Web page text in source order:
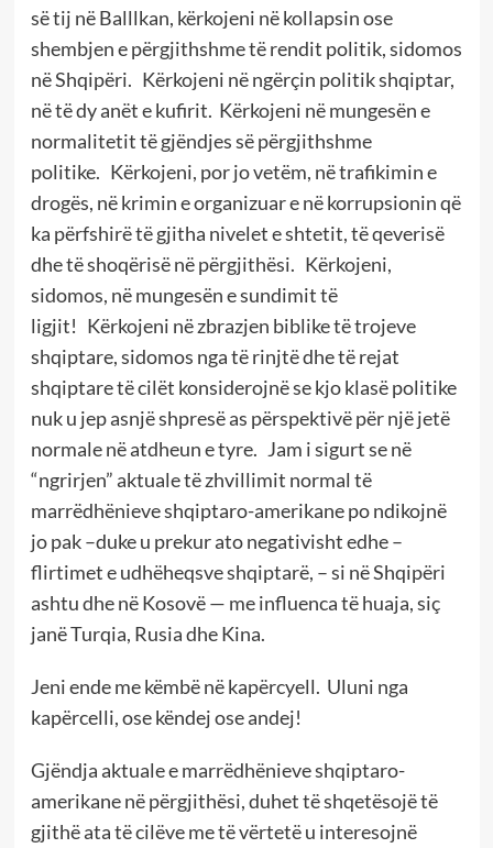
së tij në Balllkan, kërkojeni në kollapsin ose
shembjen e përgjithshme të rendit politik, sidomos
në Shqipëri. Kërkojeni në ngërçin politik shqiptar,
në të dy anët e kufirit. Kërkojeni në mungesën e
normalitetit të gjëndjes së përgjithshme
politike. Kërkojeni, por jo vetëm, në trafikimin e
drogës, në krimin e organizuar e në korrupsionin që
ka përfshirë të gjitha nivelet e shtetit, të qeverisë
dhe të shoqërisë në përgjithësi. Kërkojeni,
sidomos, në mungesën e sundimit të
ligjit! Kërkojeni në zbrazjen biblike të trojeve
shqiptare, sidomos nga të rinjtë dhe të rejat
shqiptare të cilët konsiderojnë se kjo klasë politike
nuk u jep asnjë shpresë as përspektivë për një jetë
normale në atdheun e tyre. Jam i sigurt se në
“ngrirjen” aktuale të zhvillimit normal të
marrëdhënieve shqiptaro-amerikane po ndikojnë
jo pak –duke u prekur ato negativisht edhe –
flirtimet e udhëheqsve shqiptarë, – si në Shqipëri
ashtu dhe në Kosovë — me influenca të huaja, siç
janë Turqia, Rusia dhe Kina.
Jeni ende me këmbë në kapërcyell. Uluni nga
kapërcelli, ose këndej ose andej!
Gjëndja aktuale e marrëdhënieve shqiptaro-
amerikane në përgjithësi, duhet të shqetësojë të
gjithë ata të cilëve me të vërtetë u interesojnë